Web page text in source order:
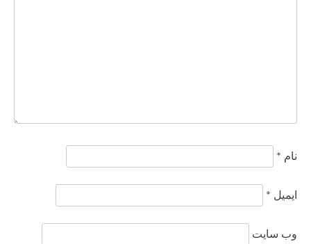
نام *
ایمیل *
وب‌ سایت